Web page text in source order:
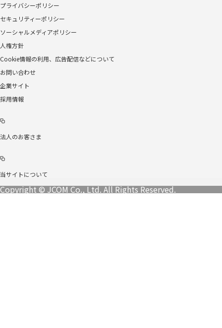
プライバシーポリシー
セキュリティーポリシー
ソーシャルメディアポリシー
人権方針
Cookie情報の利用、広告配信などについて
お問い合わせ
企業サイト
採用情報
法人のお客さま
当サイトについて
Copyright © JCOM Co., Ltd. All Rights Reserved.